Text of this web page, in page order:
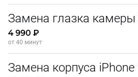
Замена глазка камеры
4 990 ₽
от 40 минут
Замена корпуса iPhone